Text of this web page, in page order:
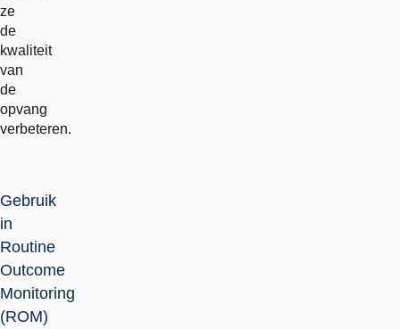
ze
de
kwaliteit
van
de
opvang
verbeteren.
Gebruik
in
Routine
Outcome
Monitoring
(ROM)